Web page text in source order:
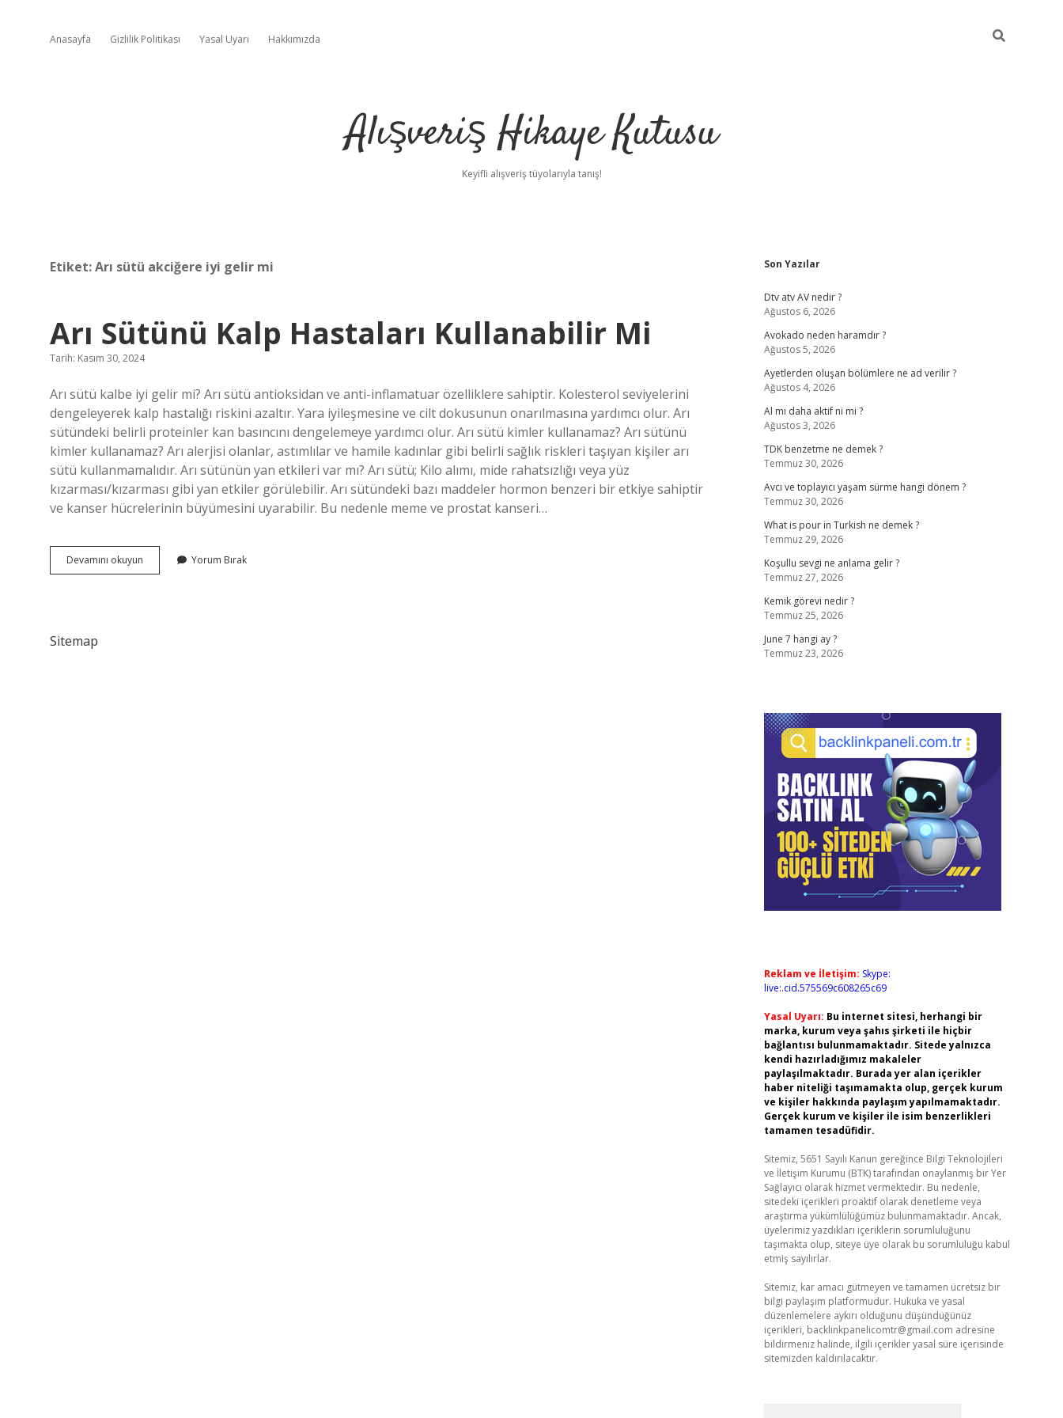
Anasayfa Gizlilik Politikası Yasal Uyarı Hakkımızda
Alışveriş Hikaye Kutusu
Keyifli alışveriş tüyolarıyla tanış!
Etiket:Arı sütü akciğere iyi gelir mi
Arı Sütünü Kalp Hastaları Kullanabilir Mi
Tarih: Kasım 30, 2024
Arı sütü kalbe iyi gelir mi? Arı sütü antioksidan ve anti-inflamatuar özelliklere sahiptir. Kolesterol seviyelerini
dengeleyerek kalp hastalığı riskini azaltır. Yara iyileşmesine ve cilt dokusunun onarılmasına yardımcı olur. Arı
sütündeki belirli proteinler kan basıncını dengelemeye yardımcı olur. Arı sütü kimler kullanamaz? Arı sütünü
kimler kullanamaz? Arı alerjisi olanlar, astımlılar ve hamile kadınlar gibi belirli sağlık riskleri taşıyan kişiler arı
sütü kullanmamalıdır. Arı sütünün yan etkileri var mı? Arı sütü; Kilo alımı, mide rahatsızlığı veya yüz
kızarması/kızarması gibi yan etkiler görülebilir. Arı sütündeki bazı maddeler hormon benzeri bir etkiye sahiptir
ve kanser hücrelerinin büyümesini uyarabilir. Bu nedenle meme ve prostat kanseri…
Devamını okuyun
Sütünü
Yorum Bırak
Sitemap
Sidebar
Son Yazılar
Dtv atv AV nedir ?
Ağustos 6, 2026
Avokado neden haramdır ?
Ağustos 5, 2026
Ayetlerden oluşan bölümlere ne ad verilir ?
Ağustos 4, 2026
Al mı daha aktif ni mi ?
Ağustos 3, 2026
TDK benzetme ne demek ?
Temmuz 30, 2026
Avcı ve toplayıcı yaşam sürme hangi dönem ?
Temmuz 30, 2026
What is pour in Turkish ne demek ?
Temmuz 29, 2026
Koşullu sevgi ne anlama gelir ?
Temmuz 27, 2026
Kemik görevi nedir ?
Temmuz 25, 2026
June 7 hangi ay ?
Temmuz 23, 2026
Reklam ve İletişim: Skype:
live:.cid.575569c608265c69
Yasal Uyarı: Bu internet sitesi, herhangi bir
marka, kurum veya şahıs şirketi ile hiçbir
bağlantısı bulunmamaktadır. Sitede yalnızca
kendi hazırladığımız makaleler
paylaşılmaktadır. Burada yer alan içerikler
haber niteliği taşımamakta olup, gerçek kurum
ve kişiler hakkında paylaşım yapılmamaktadır.
Gerçek kurum ve kişiler ile isim benzerlikleri
tamamen tesadüfidir.
Sitemiz, 5651 Sayılı Kanun gereğince Bilgi Teknolojileri
ve İletişim Kurumu (BTK) tarafından onaylanmış bir Yer
Sağlayıcı olarak hizmet vermektedir. Bu nedenle,
sitedeki içerikleri proaktif olarak denetleme veya
araştırma yükümlülüğümüz bulunmamaktadır. Ancak,
üyelerimiz yazdıkları içeriklerin sorumluluğunu
taşımakta olup, siteye üye olarak bu sorumluluğu kabul
etmiş sayılırlar.
Sitemiz, kar amacı gütmeyen ve tamamen ücretsiz bir
bilgi paylaşım platformudur. Hukuka ve yasal
düzenlemelere aykırı olduğunu düşündüğünüz
içerikleri, backlinkpanelicomtr@gmail.com adresine
bildirmeniz halinde, ilgili içerikler yasal süre içerisinde
sitemizden kaldırılacaktır.